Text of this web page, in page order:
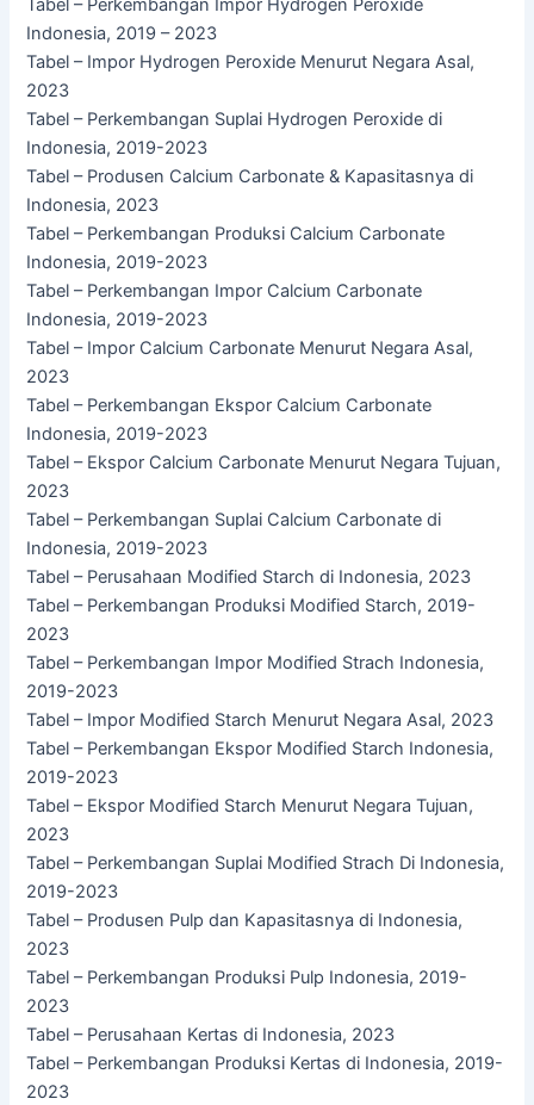
Tabel – Perkembangan Impor Hydrogen Peroxide
Indonesia, 2019 – 2023
Tabel – Impor Hydrogen Peroxide Menurut Negara Asal,
2023
Tabel – Perkembangan Suplai Hydrogen Peroxide di
Indonesia, 2019-2023
Tabel – Produsen Calcium Carbonate & Kapasitasnya di
Indonesia, 2023
Tabel – Perkembangan Produksi Calcium Carbonate
Indonesia, 2019-2023
Tabel – Perkembangan Impor Calcium Carbonate
Indonesia, 2019-2023
Tabel – Impor Calcium Carbonate Menurut Negara Asal,
2023
Tabel – Perkembangan Ekspor Calcium Carbonate
Indonesia, 2019-2023
Tabel – Ekspor Calcium Carbonate Menurut Negara Tujuan,
2023
Tabel – Perkembangan Suplai Calcium Carbonate di
Indonesia, 2019-2023
Tabel – Perusahaan Modified Starch di Indonesia, 2023
Tabel – Perkembangan Produksi Modified Starch, 2019-
2023
Tabel – Perkembangan Impor Modified Strach Indonesia,
2019-2023
Tabel – Impor Modified Starch Menurut Negara Asal, 2023
Tabel – Perkembangan Ekspor Modified Starch Indonesia,
2019-2023
Tabel – Ekspor Modified Starch Menurut Negara Tujuan,
2023
Tabel – Perkembangan Suplai Modified Strach Di Indonesia,
2019-2023
Tabel – Produsen Pulp dan Kapasitasnya di Indonesia,
2023
Tabel – Perkembangan Produksi Pulp Indonesia, 2019-
2023
Tabel – Perusahaan Kertas di Indonesia, 2023
Tabel – Perkembangan Produksi Kertas di Indonesia, 2019-
2023